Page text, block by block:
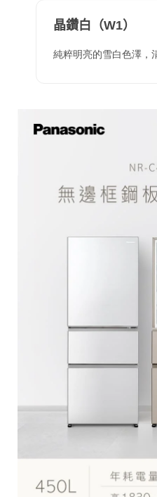
晶鑽白（W1）
純粹明亮的雪白色澤，